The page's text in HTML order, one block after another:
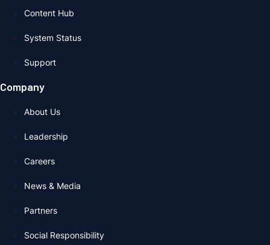
Content Hub
System Status
Support
Company
About Us
Leadership
Careers
News & Media
Partners
Social Responsibility